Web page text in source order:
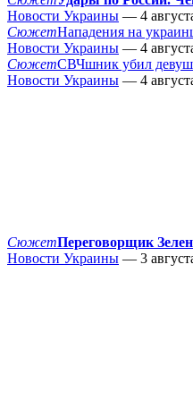
Новости Украины — 4
СюжетНападения на
Новости Украины — 4
СюжетСВЧшник убил
Новости Украины — 4
СюжетПереговорщик
Новости Украины — 3